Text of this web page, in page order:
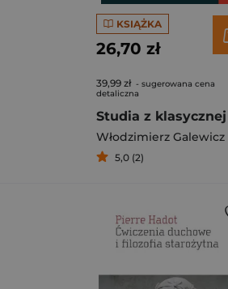
KSIĄŻKA
26,70 zł
39,99 zł - sugerowana cena
detaliczna
Włodzimierz Galewicz
5,0 (2)